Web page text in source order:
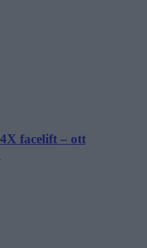
facelift – ott